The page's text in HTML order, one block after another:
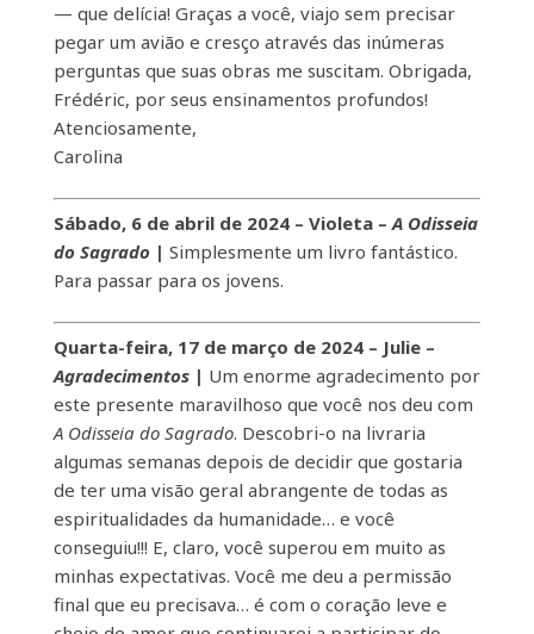
— que delícia! Graças a você, viajo sem precisar
pegar um avião e cresço através das inúmeras
perguntas que suas obras me suscitam. Obrigada,
Frédéric, por seus ensinamentos profundos!
Atenciosamente,
Carolina
Sábado, 6 de abril de 2024 – Violeta –A Odisseia
do Sagrado | Simplesmente um livro fantástico.
Para passar para os jovens.
Quarta-feira, 17 de março de 2024 – Julie –
Agradecimentos| Um enorme agradecimento por
este presente maravilhoso que você nos deu com
A Odisseia do Sagrado. Descobri-o na livraria
algumas semanas depois de decidir que gostaria
de ter uma visão geral abrangente de todas as
espiritualidades da humanidade… e você
conseguiu!!! E, claro, você superou em muito as
minhas expectativas. Você me deu a permissão
final que eu precisava… é com o coração leve e